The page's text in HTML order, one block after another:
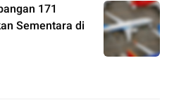
171
Sementara di